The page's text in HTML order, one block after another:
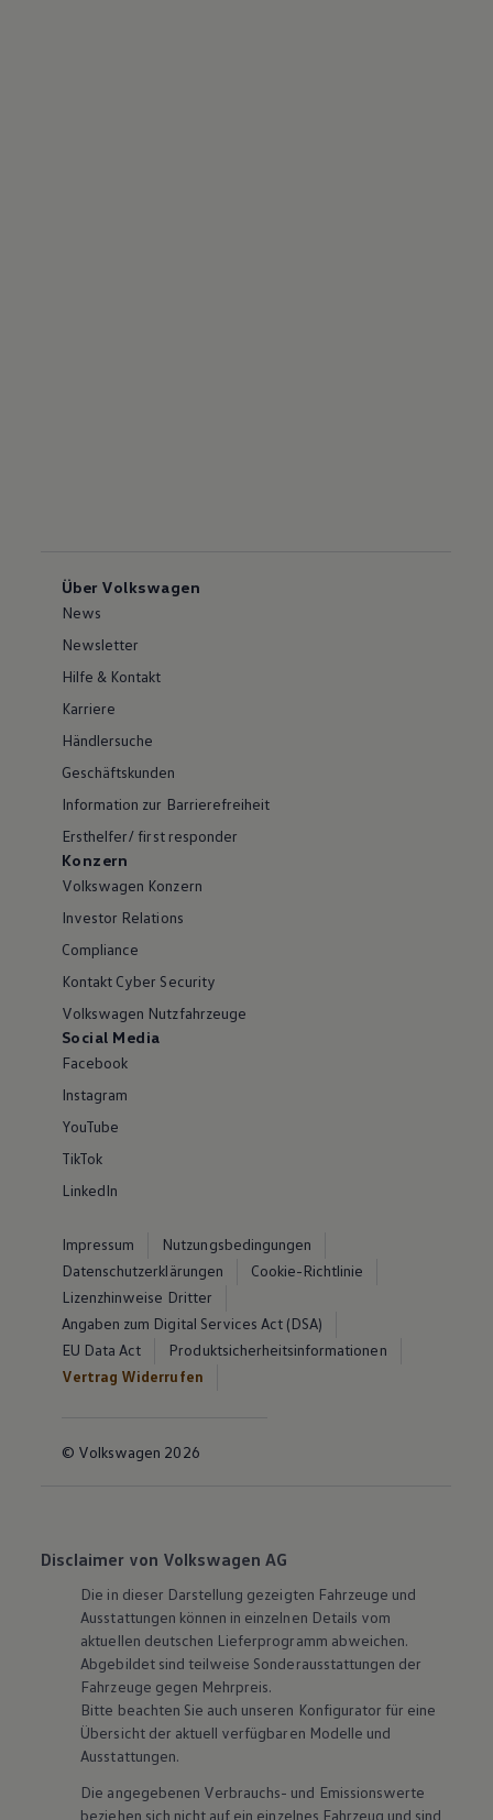
Über Volkswagen
News
Newsletter
Hilfe & Kontakt
Karriere
Händlersuche
Geschäftskunden
Information zur Barrierefreiheit
Ersthelfer/ first responder
Konzern
Volkswagen Konzern
Investor Relations
Compliance
Kontakt Cyber Security
Volkswagen Nutzfahrzeuge
Social Media
Facebook
Instagram
YouTube
TikTok
LinkedIn
Impressum
Nutzungsbedingungen
Datenschutzerklärungen
Cookie-Richtlinie
Lizenzhinweise Dritter
Angaben zum Digital Services Act (DSA)
EU Data Act
Produktsicherheitsinformationen
Vertrag Widerrufen
© Volkswagen 2026
Disclaimer von Volkswagen AG
Die in dieser Darstellung gezeigten Fahrzeuge und
Ausstattungen können in einzelnen Details vom
aktuellen deutschen Lieferprogramm abweichen.
Abgebildet sind teilweise Sonderausstattungen der
Fahrzeuge gegen Mehrpreis.
Bitte beachten Sie auch unseren Konfigurator für eine
Übersicht der aktuell verfügbaren Modelle und
Ausstattungen.
Die angegebenen Verbrauchs- und Emissionswerte
beziehen sich nicht auf ein einzelnes Fahrzeug und sind